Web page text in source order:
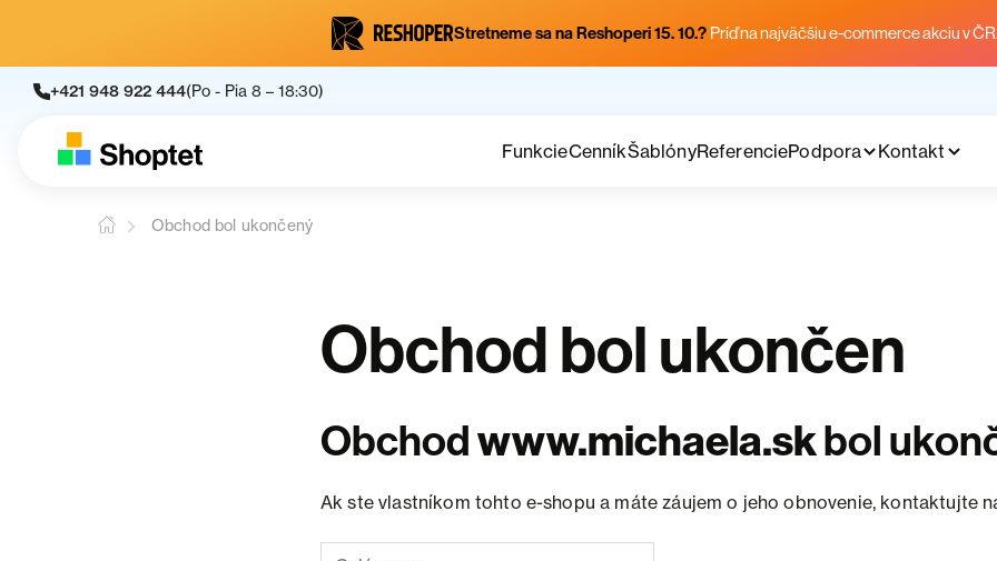
Stretneme sa na Reshoperi 15. 10.? Príď na najväčšiu e-commerce akciu v
+421 948 922 444(Po - Pia 8 – 18:30)
FunkcieCenníkŠablónyReferenciePodpora Kontakt
Obchod bol ukončený
Obchod bol ukončen
Obchodwww.michaela.skbol
Ak ste vlastníkom tohto e-shopu a máte záujem o jeho obnovenie, kontaktujte